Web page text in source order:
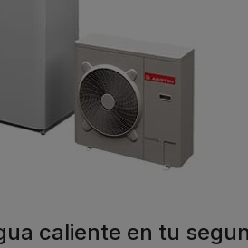
caliente en tu